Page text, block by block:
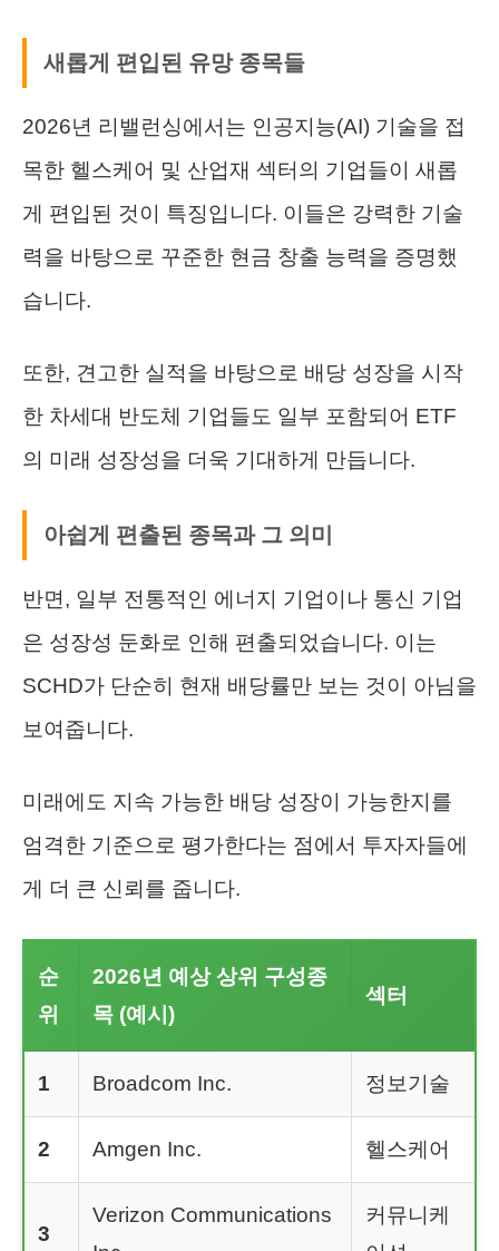
새롭게 편입된 유망 종목들
2026년 리밸런싱에서는 인공지능(AI) 기술을 접
목한 헬스케어 및 산업재 섹터의 기업들이 새롭
게 편입된 것이 특징입니다. 이들은 강력한 기술
력을 바탕으로 꾸준한 현금 창출 능력을 증명했
습니다.
또한, 견고한 실적을 바탕으로 배당 성장을 시작
한 차세대 반도체 기업들도 일부 포함되어 ETF
의 미래 성장성을 더욱 기대하게 만듭니다.
아쉽게 편출된 종목과 그 의미
반면, 일부 전통적인 에너지 기업이나 통신 기업
은 성장성 둔화로 인해 편출되었습니다. 이는
SCHD가 단순히 현재 배당률만 보는 것이 아님을
보여줍니다.
미래에도 지속 가능한 배당 성장이 가능한지를
엄격한 기준으로 평가한다는 점에서 투자자들에
게 더 큰 신뢰를 줍니다.
순
위
2026년 예상 상위 구성종
목 (예시)
섹터
1 Broadcom Inc. 정보기술
2 Amgen Inc. 헬스케어
3
Verizon Communications
커뮤니케